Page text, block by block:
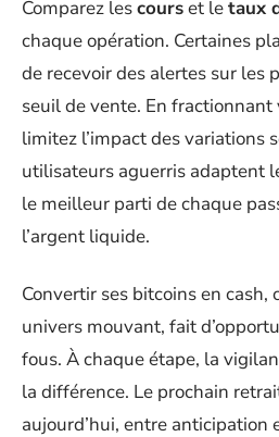
Comparez lescourset letaux
chaque opération. Certaines
de recevoir des alertes sur les
seuil de vente. En fractionnant
limitez l’impact des variations
utilisateurs aguerris adaptent
le meilleur parti de chaque
l’argent liquide.
Convertir ses bitcoins en cash,
univers mouvant, fait
fous. À chaque étape, la
la différence. Le prochain
aujourd’hui, entre anticipation